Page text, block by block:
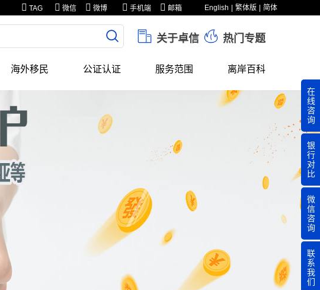
English 繁体版 简体
TAG 微信 微博 手机端 邮箱
关于卓信 热门专题
海外移民 公证认证 服务范围 离岸百科
在
线
咨
询
银
行
对
比
微
信
咨
询
联
系
我
们